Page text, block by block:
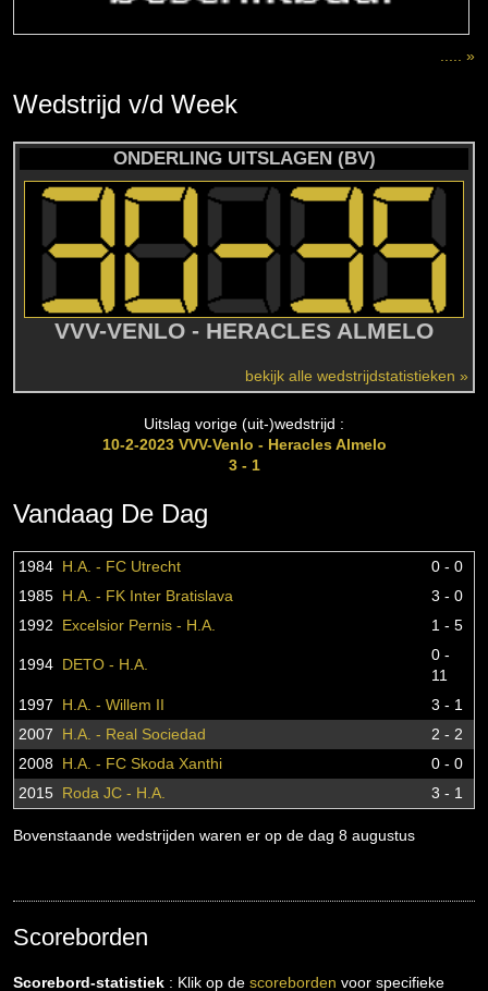
..... »
Wedstrijd v/d Week
ONDERLING UITSLAGEN (BV)
VVV-VENLO - HERACLES ALMELO
bekijk alle wedstrijdstatistieken »
Uitslag vorige (uit-)wedstrijd :
10-2-2023 VVV-Venlo - Heracles Almelo
3 - 1
Vandaag De Dag
1984 H.A. - FC Utrecht
0 - 0
1985 H.A. - FK Inter Bratislava
3 - 0
1992
Excelsior Pernis - H.A. 1 - 5
1994 DETO - H.A.
0 -
11
1997
H.A. - Willem II
3 - 1
2007
H.A. - Real Sociedad
2 - 2
2008 H.A. - FC Skoda Xanthi
0 - 0
2015 Roda JC - H.A. 3 - 1
Bovenstaande wedstrijden waren er op de dag 8 augustus
Scoreborden
Scorebord-statistiek : Klik op de scoreborden voor specifieke